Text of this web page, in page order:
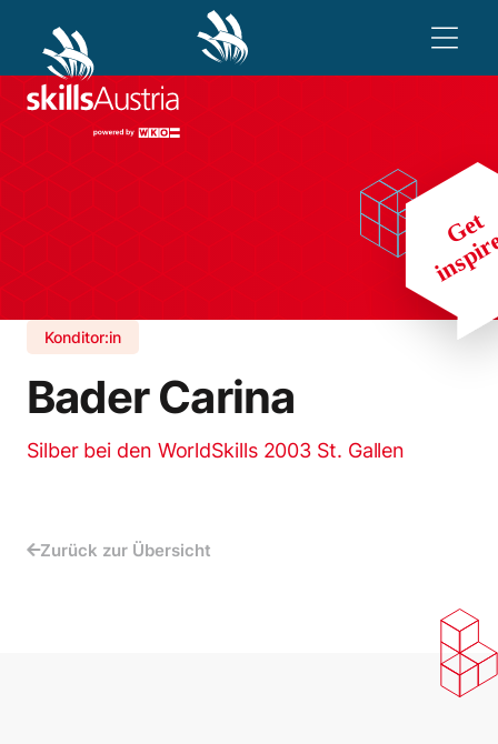
Konditor:in
Bader Carina
Silber bei den WorldSkills 2003 St. Gallen
Zurück zur Übersicht